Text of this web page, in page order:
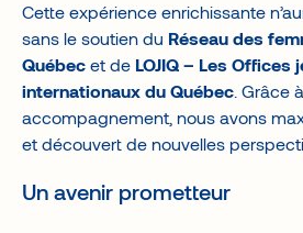
Cette expérience enrichissante
sans le soutien du Réseau des
Québec et de LOJIQ – Les Offices
internationaux du Québec . Grâce
accompagnement, nous avons
et découvert de nouvelles
Un avenir prometteur